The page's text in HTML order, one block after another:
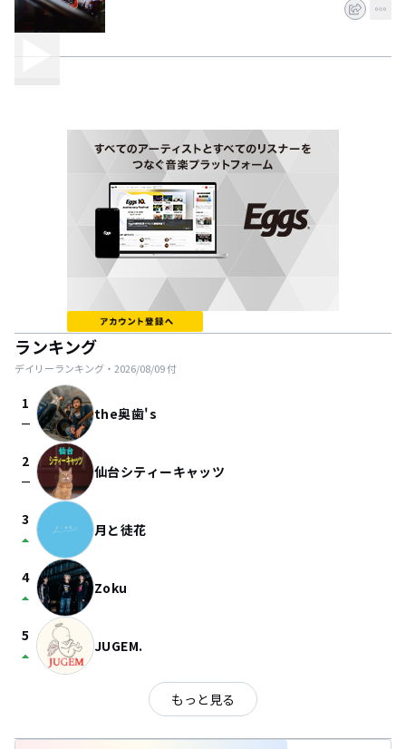
ランキング
デイリーランキング・ 2026/08/09付
1
check_indeterminate_small the奥歯's
2
check_indeterminate_small 仙台シティーキャッツ
3
arrow_drop_up 月と徒花
4
arrow_drop_up Zoku
5
arrow_drop_up JUGEM.
もっと見る